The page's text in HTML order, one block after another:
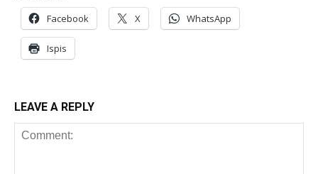
Facebook X WhatsApp
Ispis
LEAVE A REPLY